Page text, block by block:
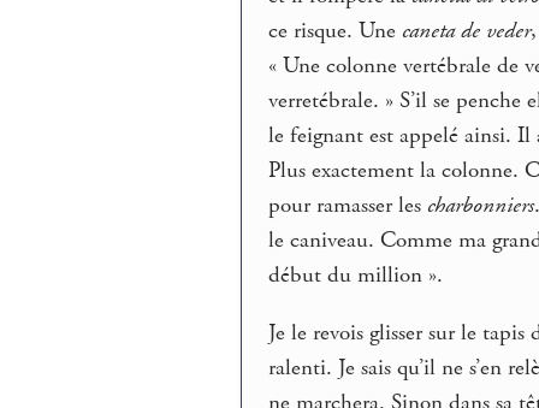
ce risque. Une caneta de veder
« Une colonne vertébrale de
verretébrale. » S’il se
le feignant est appelé ainsi. Il
Plus exactement la colonne.
pour ramasser les charbonniers
le caniveau. Comme ma
début du million ».
Je le revois glisser sur le tapis
ralenti. Je sais qu’il ne s’en